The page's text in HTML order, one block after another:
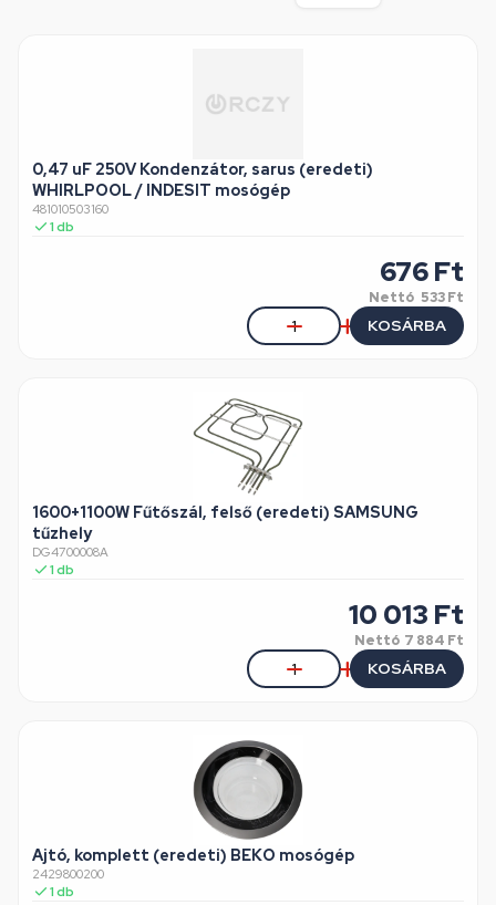
0,47 uF 250V Kondenzátor, sarus (eredeti)
WHIRLPOOL / INDESIT mosógép
481010503160
1db
676Ft
Nettó 533 Ft
KOSÁRBA
1600+1100W Fűtőszál, felső (eredeti) SAMSUNG
tűzhely
DG4700008A
1db
10 013 Ft
Nettó 7 884 Ft
KOSÁRBA
Ajtó, komplett (eredeti) BEKO mosógép
2429800200
1db